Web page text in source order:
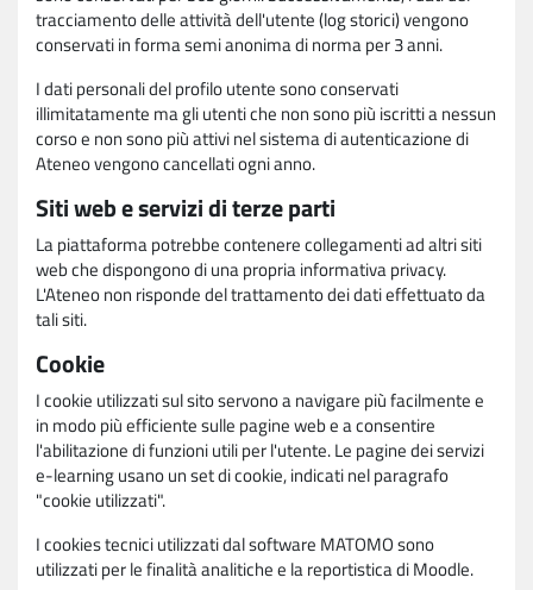
tracciamento delle attività dell'utente (log storici) vengono
conservati in forma semi anonima di norma per 3 anni.
I dati personali del profilo utente sono conservati
illimitatamente ma gli utenti che non sono più iscritti a nessun
corso e non sono più attivi nel sistema di autenticazione di
Ateneo vengono cancellati ogni anno.
Siti web e servizi di terze parti
La piattaforma potrebbe contenere collegamenti ad altri siti
web che dispongono di una propria informativa privacy.
L'Ateneo non risponde del trattamento dei dati effettuato da
tali siti.
Cookie
I cookie utilizzati sul sito servono a navigare più facilmente e
in modo più efficiente sulle pagine web e a consentire
l'abilitazione di funzioni utili per l'utente. Le pagine dei servizi
e-learning usano un set di cookie, indicati nel paragrafo
"cookie utilizzati".
I cookies tecnici utilizzati dal software MATOMO sono
utilizzati per le finalità analitiche e la reportistica di Moodle.